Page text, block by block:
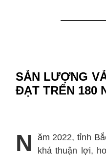
SẢN LƯỢNG
ĐẠT TRẾN 180
N
ăm 2022, tỉnh
khá thuận lợi,